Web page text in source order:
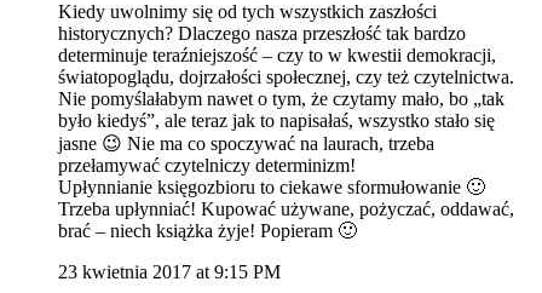
Kiedy uwolnimy się od tych wszystkich zaszłości
historycznych? Dlaczego nasza przeszłość tak bardzo
determinuje teraźniejszość – czy to w kwestii demokracji,
światopoglądu, dojrzałości społecznej, czy też czytelnictwa.
Nie pomyślałabym nawet o tym, że czytamy mało, bo „tak
było kiedyś”, ale teraz jak to napisałaś, wszystko stało się
jasne 😉 Nie ma co spoczywać na laurach, trzeba
przełamywać czytelniczy determinizm!
Upłynnianie księgozbioru to ciekawe sformułowanie 🙂
Trzeba upłynniać! Kupować używane, pożyczać, oddawać,
brać – niech książka żyje! Popieram 🙂
23 kwietnia 2017 at 9:15 PM